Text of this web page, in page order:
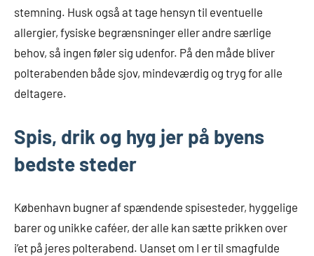
stemning. Husk også at tage hensyn til eventuelle
allergier, fysiske begrænsninger eller andre særlige
behov, så ingen føler sig udenfor. På den måde bliver
polterabenden både sjov, mindeværdig og tryg for alle
deltagere.
Spis, drik og hyg jer på byens
bedste steder
København bugner af spændende spisesteder, hyggelige
barer og unikke caféer, der alle kan sætte prikken over
i’et på jeres polterabend. Uanset om I er til smagfulde